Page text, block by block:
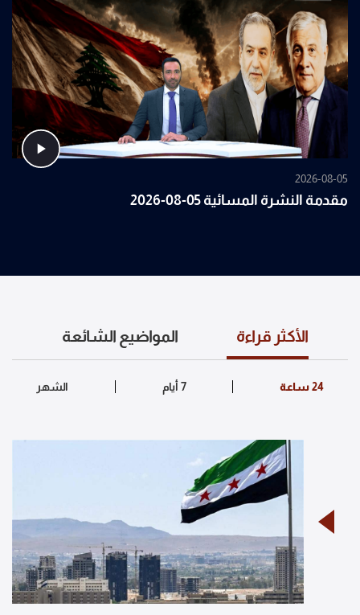
2026-08-05
مقدمة النشرة المسائية 05-08-2026
الأكثر قراءة المواضيع الشائعة